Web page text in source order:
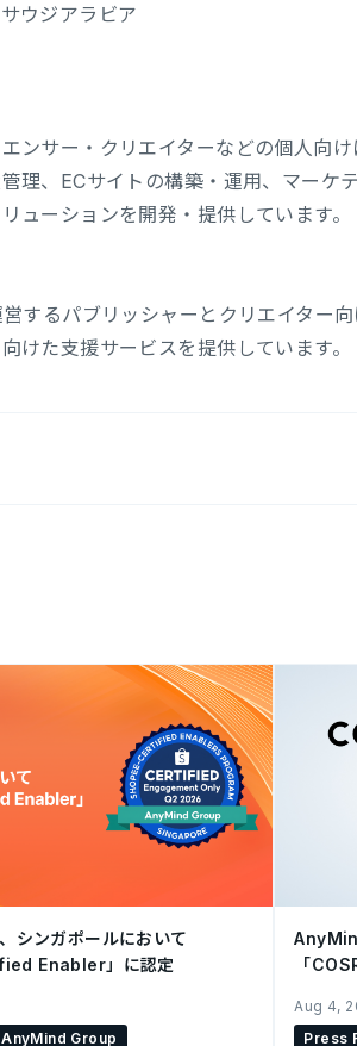
ウジアラビア
ンサー・クリエイターなどの個人向
理、ECサイトの構築・運用、マーケ
ューションを開発・提供しています。
するパブリッシャーとクリエイター
けた支援サービスを提供しています。
ンガポールにおいて
Enabler」に認定
AnyMind Group
「
Aug 4,
Press